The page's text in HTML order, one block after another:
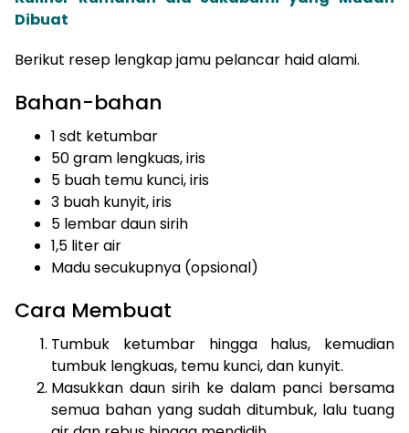
Dibuat
Berikut resep lengkap jamu pelancar haid alami.
Bahan-bahan
1 sdt ketumbar
50 gram lengkuas, iris
5 buah temu kunci, iris
3 buah kunyit, iris
5 lembar daun sirih
1,5 liter air
Madu secukupnya (opsional)
Cara Membuat
Tumbuk ketumbar hingga halus, kemudian
tumbuk lengkuas, temu kunci, dan kunyit.
Masukkan daun sirih ke dalam panci bersama
semua bahan yang sudah ditumbuk, lalu tuang